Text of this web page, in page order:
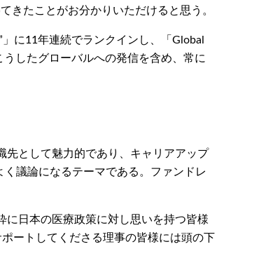
きたことがお分かりいただけると思う。
に11年連続でランクインし、「Global
したグローバルへの発信を含め、常に
先として魅力的であり、キャリアアップ
議論になるテーマである。ファンドレ
に日本の医療政策に対し思いを持つ皆様
ートしてくださる理事の皆様には頭の下